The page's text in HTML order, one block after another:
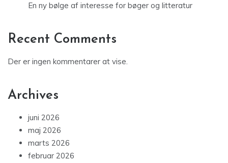
En ny bølge af interesse for bøger og litteratur
Recent Comments
Der er ingen kommentarer at vise.
Archives
juni 2026
maj 2026
marts 2026
februar 2026